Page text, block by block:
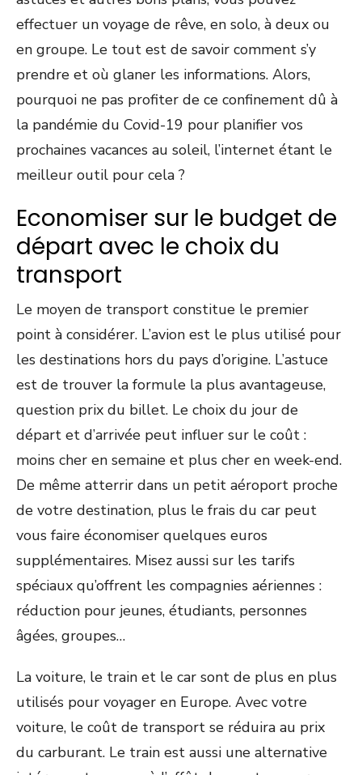
effectuer un voyage de rêve, en solo, à deux ou
en groupe. Le tout est de savoir comment s’y
prendre et où glaner les informations. Alors,
pourquoi ne pas profiter de ce confinement dû à
la pandémie du Covid-19 pour planifier vos
prochaines vacances au soleil, l’internet étant le
meilleur outil pour cela ?
Economiser sur le budget de
départ avec le choix du
transport
Le moyen de transport constitue le premier
point à considérer. L’avion est le plus utilisé pour
les destinations hors du pays d’origine. L’astuce
est de trouver la formule la plus avantageuse,
question prix du billet. Le choix du jour de
départ et d’arrivée peut influer sur le coût :
moins cher en semaine et plus cher en week-end.
De même atterrir dans un petit aéroport proche
de votre destination, plus le frais du car peut
vous faire économiser quelques euros
supplémentaires. Misez aussi sur les tarifs
spéciaux qu’offrent les compagnies aériennes :
réduction pour jeunes, étudiants, personnes
âgées, groupes…
La voiture, le train et le car sont de plus en plus
utilisés pour voyager en Europe. Avec votre
voiture, le coût de transport se réduira au prix
du carburant. Le train est aussi une alternative